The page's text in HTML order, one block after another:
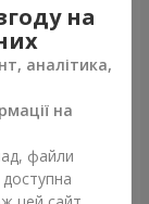
"День
Тедди)
на
аналітика,
на
файли
доступна